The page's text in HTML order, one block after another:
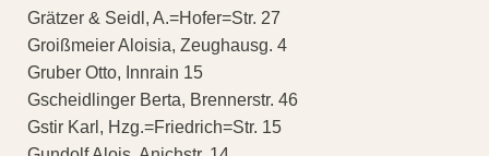
Grätzer & Seidl, A.=Hofer=Str. 27
Groißmeier Aloisia, Zeughausg. 4
Gruber Otto, Innrain 15
Gscheidlinger Berta, Brennerstr. 46
Gstir Karl, Hzg.=Friedrich=Str. 15